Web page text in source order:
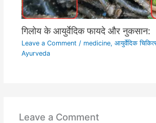
गिलोय के आयुर्वेदिक फायदे और नुकसान:
Leave a Comment / medicine, आयुर्वेदिक
Ayurveda
Leave a Comment